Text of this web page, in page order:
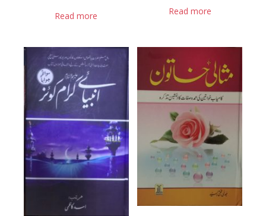
Read more
Read more